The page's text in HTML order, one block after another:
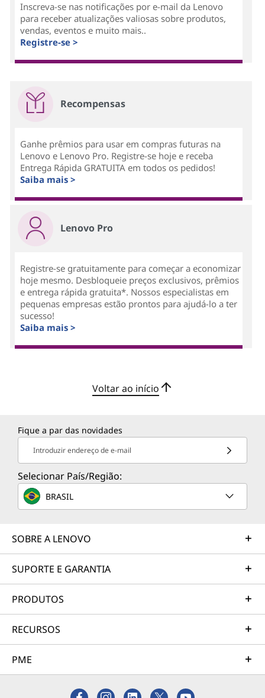
Inscreva-se nas notificações por e-mail da Lenovo
para receber atualizações valiosas sobre produtos,
vendas, eventos e muito mais..
Registre-se >
Recompensas
Ganhe prêmios para usar em compras futuras na
Lenovo e Lenovo Pro. Registre-se hoje e receba
Entrega Rápida GRATUITA em todos os pedidos!
Saiba mais >
Lenovo Pro
Registre-se gratuitamente para começar a economizar
hoje mesmo. Desbloqueie preços exclusivos, prêmios
e entrega rápida gratuita*. Nossos especialistas em
pequenas empresas estão prontos para ajudá-lo a ter
sucesso!
Saiba mais >
Voltar ao início
Fique a par das novidades
Introduzir endereço de e-mail
Selecionar País/Região:
BRASIL
SOBRE A LENOVO
SUPORTE E GARANTIA
PRODUTOS
RECURSOS
PME